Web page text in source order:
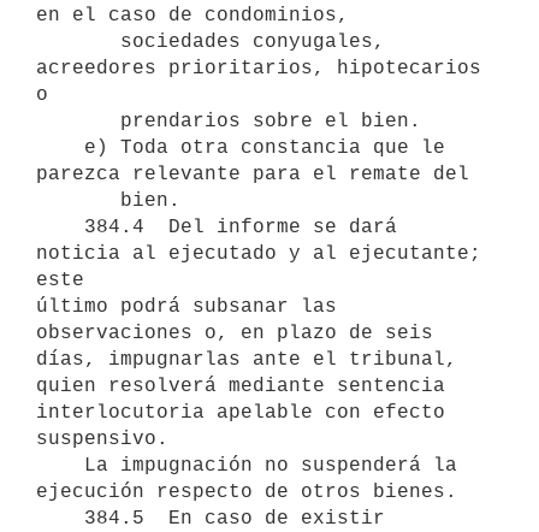
en el caso de condominios,
acreedores prioritarios, hipotecarios
o
parezca relevante para el remate del
noticia al ejecutado y al ejecutante;
este
último podrá subsanar las
observaciones o, en plazo de seis
días, impugnarlas ante el tribunal,
quien resolverá mediante sentencia
interlocutoria apelable con efecto
suspensivo.
ejecución respecto de otros bienes.